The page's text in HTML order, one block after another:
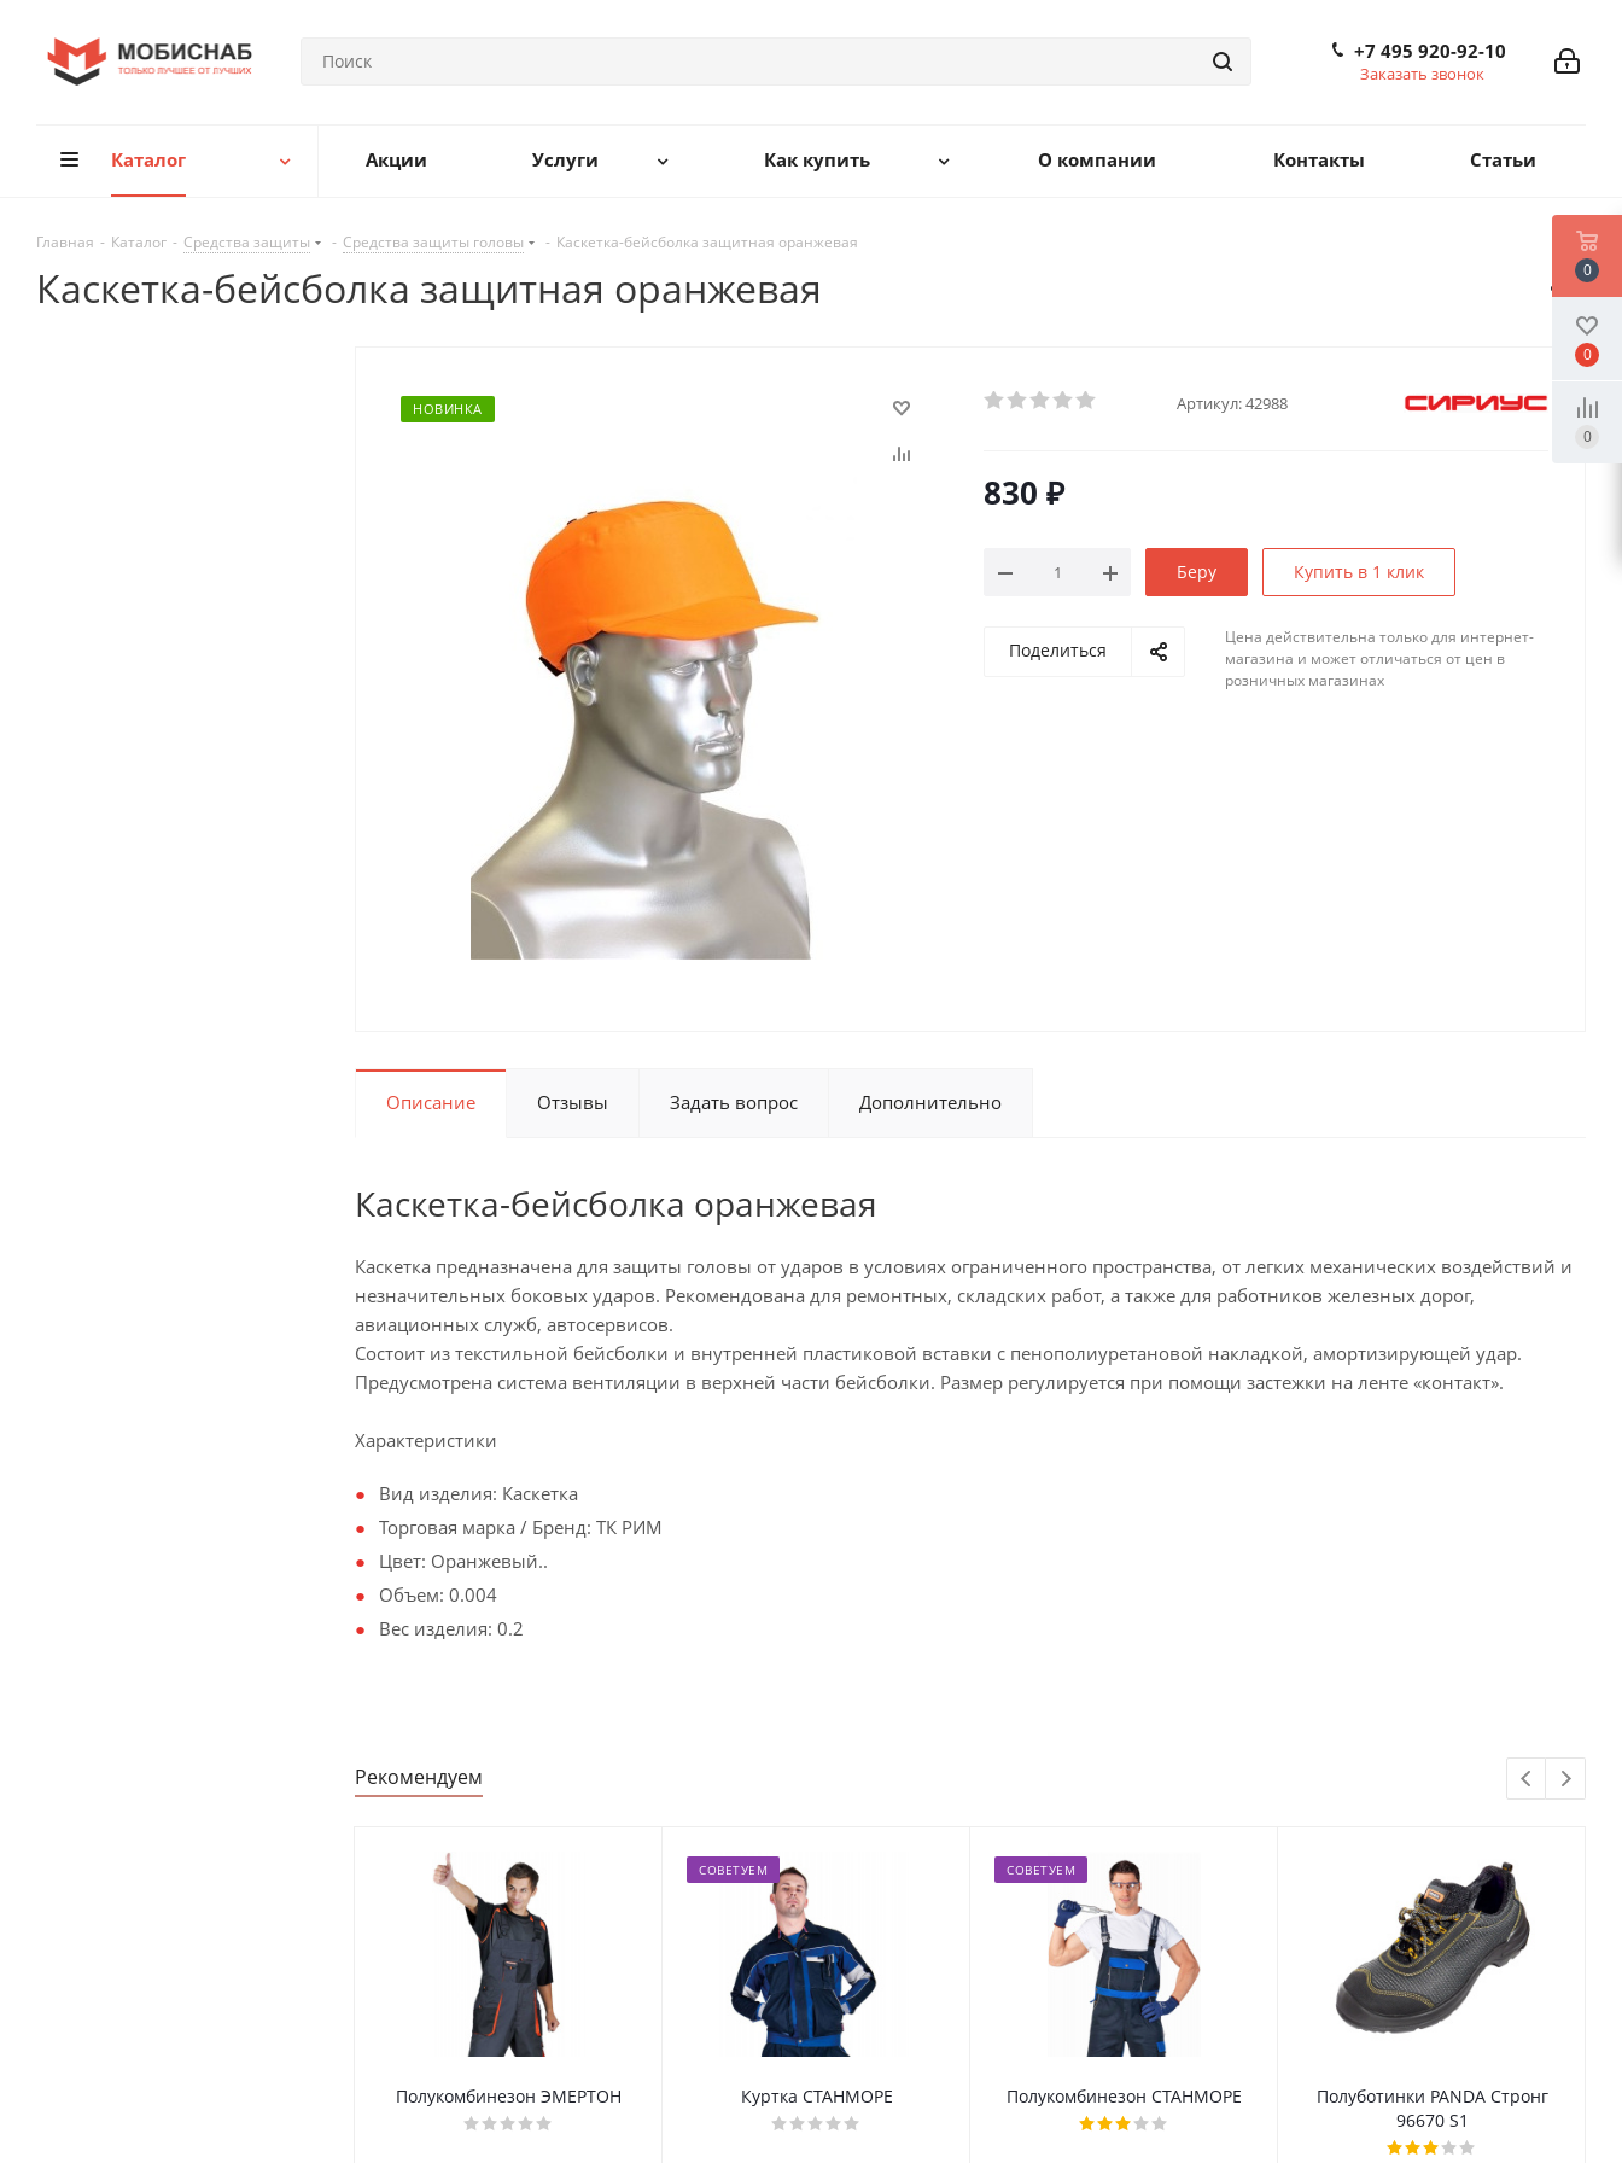
+7 495 920-92-10
Заказать звонок
Каталог Акции Услуги Как купить О компании Контакты Статьи
Главная - Каталог - Средства защиты - Средства защиты головы - Каскетка-бейсболка защитная оранжевая
Каскетка-бейсболка защитная оранжевая
НОВИНКА Артикул:42988
830 ₽
Беру Купить в 1 клик
Поделиться
Цена действительна только для интернет-
магазина и может отличаться от цен в
розничных магазинах
Описание Отзывы Задать вопрос Дополнительно
Каскетка-бейсболка оранжевая
Каскетка предназначена для защиты головы от ударов в условиях ограниченного пространства, от легких механических воздействий и
незначительных боковых ударов. Рекомендована для ремонтных, складских работ, а также для работников железных дорог,
авиационных служб, автосервисов.
Состоит из текстильной бейсболки и внутренней пластиковой вставки с пенополиуретановой накладкой, амортизирующей удар.
Предусмотрена система вентиляции в верхней части бейсболки. Размер регулируется при помощи застежки на ленте «контакт».
Характеристики
Вид изделия: Каскетка
Торговая марка / Бренд: ТК РИМ
Цвет: Оранжевый..
Объем: 0.004
Вес изделия: 0.2
Рекомендуем
Полукомбинезон ЭМЕРТОН
СОВЕТУЕМ
Куртка СТАНМОРЕ
СОВЕТУЕМ
Полукомбинезон СТАНМОРЕ
Полуботинки PANDA Стронг
96670 S1
0
0
0